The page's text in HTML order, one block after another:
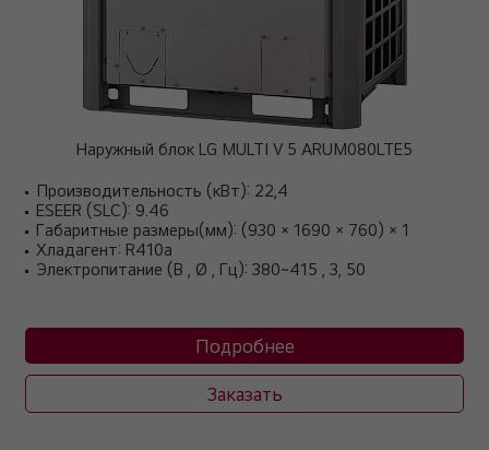
Наружный блок LG MULTI V 5 ARUM080LTE5
Производительность (кВт): 22,4
ESEER (SLC): 9.46
Габаритные размеры(мм): (930 × 1690 × 760) × 1
Хладагент: R410a
Электропитание (В , Ø , Гц): 380~415 , 3, 50
Подробнее
Заказать